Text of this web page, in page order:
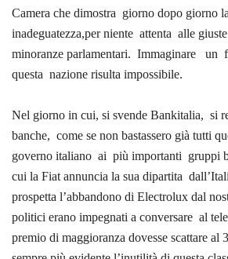
Camera che dimostra giorno dopo giorno
inadeguatezza,per niente attenta alle
minoranze parlamentari. Immaginare un
questa nazione risulta impossibile.
Nel giorno in cui, si svende Bankitalia, si
banche, come se non bastassero già tutti
governo italiano ai più importanti gruppi
cui la Fiat annuncia la sua dipartita
prospetta l’abbandono di Electrolux dal
politici erano impegnati a conversare al
premio di maggioranza dovesse scattare al